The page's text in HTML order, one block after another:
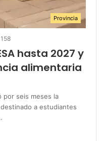
Provincia
158
hasta 2027 y
alimentaria
por seis meses la
a estudiantes